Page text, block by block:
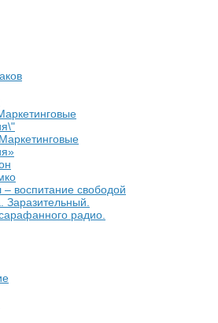
воспитание свободой
Заразительный.
радио.